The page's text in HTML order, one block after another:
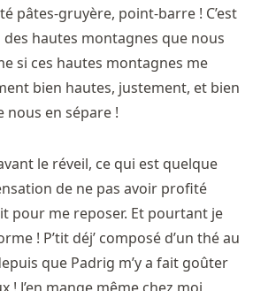
pâtes-gruyère, point-barre ! C’est
hautes montagnes que nous
si ces hautes montagnes me
bien hautes, justement, et bien
nous en sépare !
le réveil, ce qui est quelque
de ne pas avoir profité
pour me reposer. Et pourtant je
! P’tit déj’ composé d’un thé au
que Padrig m’y a fait goûter